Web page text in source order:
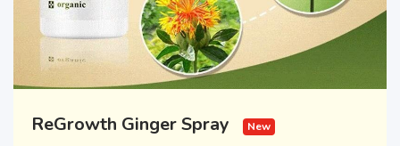
ReGrowth Ginger Spray New